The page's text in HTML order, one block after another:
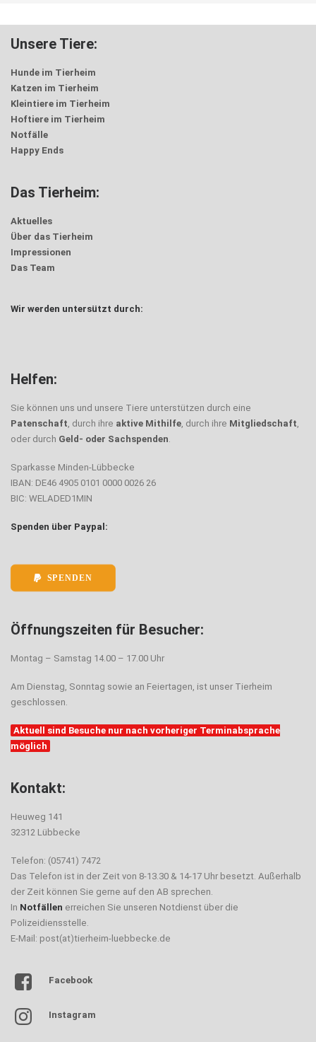
Unsere Tiere:
Hunde im Tierheim
Katzen im Tierheim
Kleintiere im Tierheim
Hoftiere im Tierheim
Notfälle
Happy Ends
Das Tierheim:
Aktuelles
Über das Tierheim
Impressionen
Das Team
Wir werden untersützt durch:
Helfen:
Sie können uns und unsere Tiere unterstützen durch eine
Patenschaft, durch ihre aktive Mithilfe, durch ihre Mitgliedschaft,
oder durch Geld- oder Sachspenden.
Sparkasse Minden-Lübbecke
IBAN: DE46 4905 0101 0000 0026 26
BIC: WELADED1MIN
Spenden über Paypal:
SPENDEN
Öffnungszeiten für Besucher:
Montag – Samstag 14.00 – 17.00 Uhr
Am Dienstag, Sonntag sowie an Feiertagen, ist unser Tierheim
geschlossen.
Aktuell sind Besuche nur nach vorheriger Terminabsprache
möglich
Kontakt:
Heuweg 141
32312 Lübbecke
Telefon: (05741) 7472
Das Telefon ist in der Zeit von 8-13.30 & 14-17 Uhr besetzt. Außerhalb
der Zeit können Sie gerne auf den AB sprechen.
In Notfällen erreichen Sie unseren Notdienst über die
Polizeidiensstelle.
E-Mail: post(at)tierheim-luebbecke.de
Facebook
Instagram